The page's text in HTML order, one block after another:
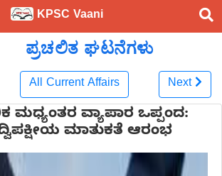
KPSC Vaani
ಪ್ರಚಲಿತ ಘಟನೆಗಳು
All Current Affairs Next
ಮಧ್ಯಂತರ ವ್ಯಾಪಾರ ಒಪ್ಪಂದ:
ಮಾತುಕತೆ ಆರಂಭ